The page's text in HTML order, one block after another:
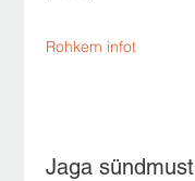
Rohkem infot
Jaga sündmust